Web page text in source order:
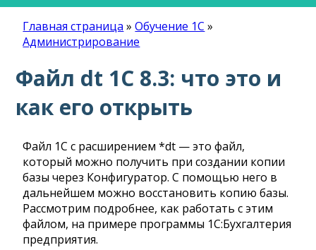
Главная страница »Обучение 1С »
Администрирование
Файл dt 1С 8.3: что это и
как его открыть
Файл 1С с расширением *dt — это файл,
который можно получить при создании копии
базы через Конфигуратор. С помощью него в
дальнейшем можно восстановить копию базы.
Рассмотрим подробнее, как работать с этим
файлом, на примере программы 1С:Бухгалтерия
предприятия.